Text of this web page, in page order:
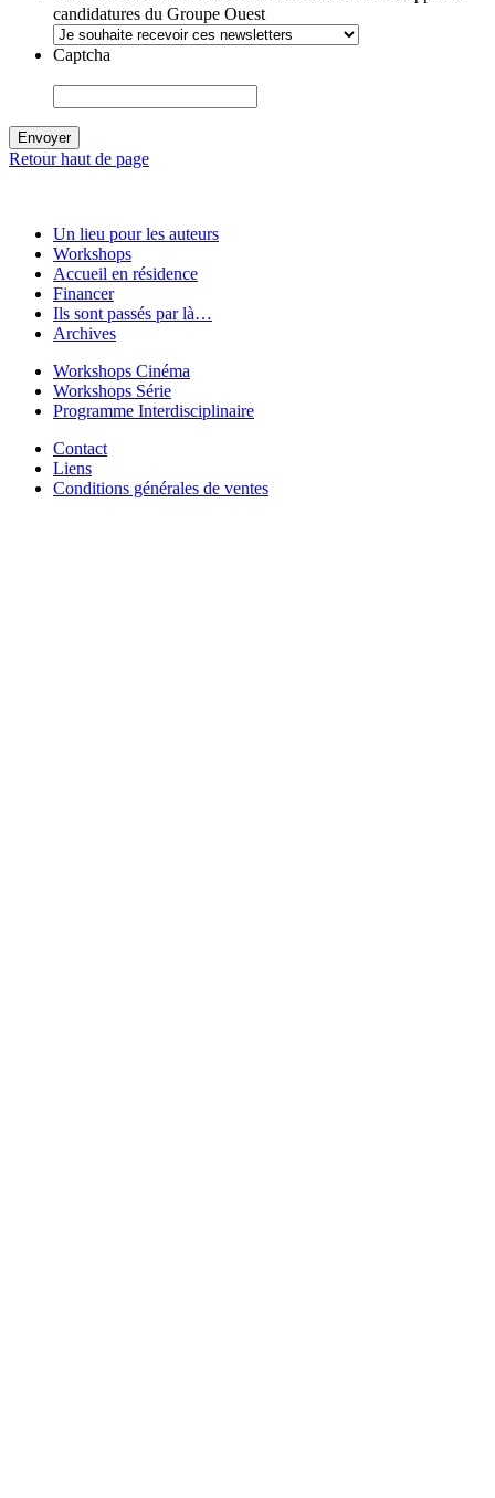
candidatures du Groupe Ouest
Captcha
Retour haut de page
Un lieu pour les auteurs
Workshops
Accueil en résidence
Financer
Ils sont passés par là…
Archives
Workshops Cinéma
Workshops Série
Programme Interdisciplinaire
Contact
Liens
Conditions générales de ventes